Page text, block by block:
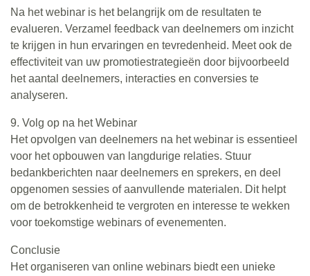
Na het webinar is het belangrijk om de resultaten te
evalueren. Verzamel feedback van deelnemers om inzicht
te krijgen in hun ervaringen en tevredenheid. Meet ook de
effectiviteit van uw promotiestrategieën door bijvoorbeeld
het aantal deelnemers, interacties en conversies te
analyseren.
9. Volg op na het Webinar
Het opvolgen van deelnemers na het webinar is essentieel
voor het opbouwen van langdurige relaties. Stuur
bedankberichten naar deelnemers en sprekers, en deel
opgenomen sessies of aanvullende materialen. Dit helpt
om de betrokkenheid te vergroten en interesse te wekken
voor toekomstige webinars of evenementen.
Conclusie
Het organiseren van online webinars biedt een unieke